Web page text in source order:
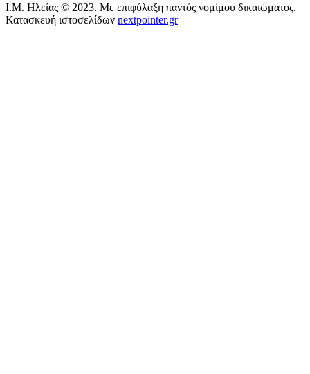
Ι.Μ. Ηλείας © 2023. Με επιφύλαξη παντός νομίμου δικαιώματος.
Κατασκευή ιστοσελίδων nextpointer.gr